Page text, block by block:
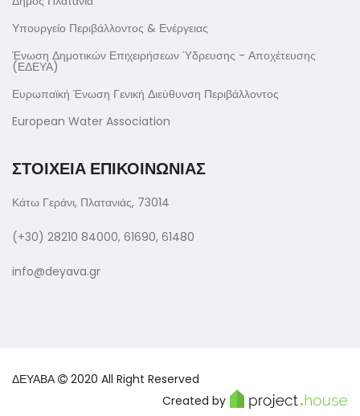
Υπουργείο Περιβάλλοντος & Ενέργειας
Ένωση Δημοτικών Επιχειρήσεων Ύδρευσης - Αποχέτευσης
(ΕΔΕΥΑ)
Ευρωπαϊκή Ένωση Γενική Διεύθυνση Περιβάλλοντος
European Water Association
ΣΤΟΙΧΕΙΑ ΕΠΙΚΟΙΝΩΝΙΑΣ
Κάτω Γεράνι, Πλατανιάς, 73014
(+30) 28210 84000, 61690, 61480
info@deyava.gr
ΔΕΥΑΒΑ
2020 All Right Reserved
Created by